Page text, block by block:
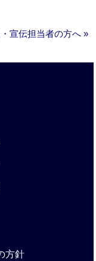
宣伝担当者の方へ »
方針